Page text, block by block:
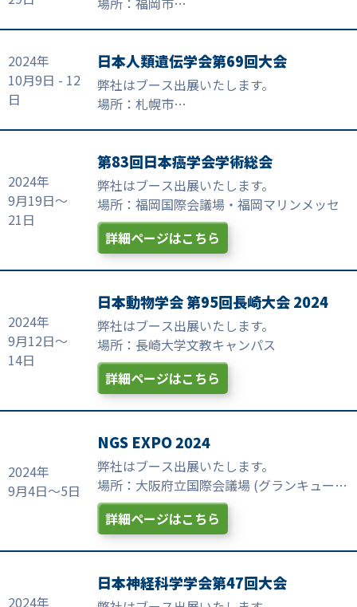
2024年
10月9日 - 12
日
日本人類遺伝学会第69回大会
弊社はブース出展いたします。
場所：札幌市
2024年
9月19日～
21日
第83回日本癌学会学術総会
弊社はブース出展いたします。
場所：福岡国際会議場・福岡マリンメッセ
詳細ページはこちら
2024年
9月12日～
14日
日本動物学会 第95回長崎大会 2024
弊社はブース出展いたします。
場所：長崎大学文教キャンパス
詳細ページはこちら
2024年
9月4日～5日
NGS EXPO 2024
弊社はブース出展いたします。
場所：大阪府立国際会議場 (グランキューブ
大阪)
詳細ページはこちら
2024年
日本神経科学学会第47回大会